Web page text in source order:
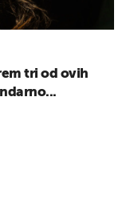
tri od ovih